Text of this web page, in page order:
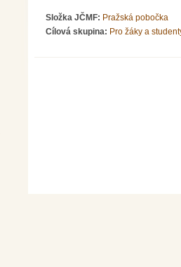
Složka JČMF: Pražská pobočka
Cílová skupina: Pro žáky a